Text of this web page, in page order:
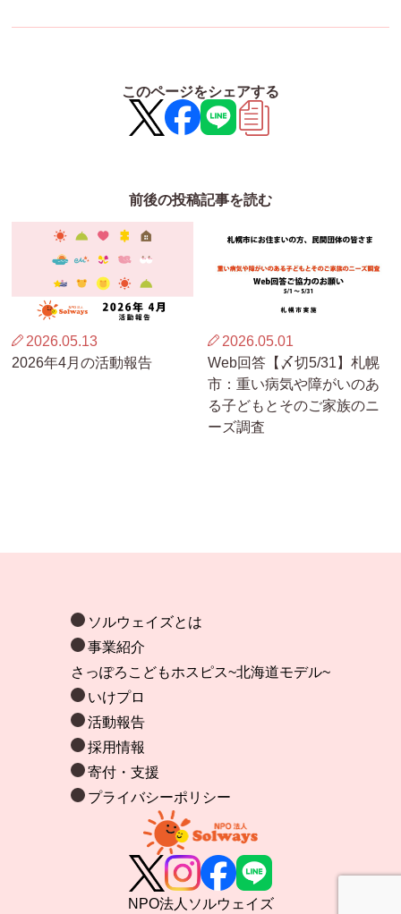
このページをシェアする
前後の投稿記事を読む
2026.05.13
2026年4月の活動報告
2026.05.01
Web回答【〆切5/31】札幌
市：重い病気や障がいのあ
る子どもとそのご家族のニ
ーズ調査
ソルウェイズとは
事業紹介
さっぽろこどもホスピス~北海道モデル~
いけプロ
活動報告
採用情報
寄付・支援
プライバシーポリシー
NPO法人ソルウェイズ